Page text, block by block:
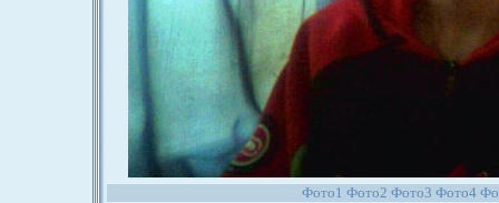
Фото1 Фото2 Фото3 Фото4